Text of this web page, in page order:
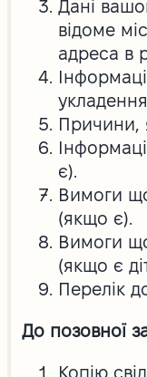
Дані
відоме
адреса в
Причини,
є).
Вимоги
(якщо є).
Вимоги
(якщо є
Перелік
До позовної
Копію